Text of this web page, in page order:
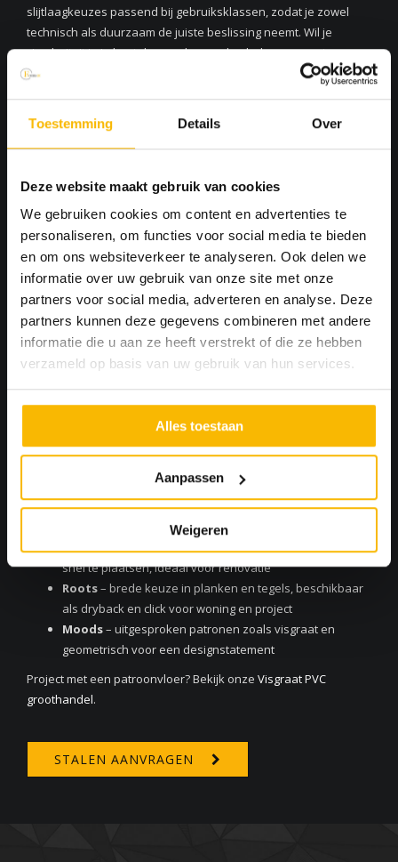
Toestemming Details Over
Deze website maakt gebruik van cookies
We gebruiken cookies om content en advertenties te
personaliseren, om functies voor social media te bieden
en om ons websiteverkeer te analyseren. Ook delen we
informatie over uw gebruik van onze site met onze
partners voor social media, adverteren en analyse. Deze
partners kunnen deze gegevens combineren met andere
informatie die u aan ze heeft verstrekt of die ze hebben
verzameld op basis van uw gebruik van hun services.
Alles toestaan
Aanpassen
Weigeren
slijtlaagkeuzes passend bij gebruiksklassen, zodat je zowel
technisch als duurzaam de juiste beslissing neemt. Wil je
circulariteit in je bestek verankeren, dan helpen we met
productdocumentatie en praktische tips voor selectie en
Collecties en toepassingen
Afhankelijk van toepassing en legmethode adviseren we per
collectie of een gelijkwaardig alternatief.
LayRed– rigide klikvloer met geïntegreerde onderlaag,
snel te plaatsen, ideaal voor renovatie
Roots– brede keuze in planken en tegels, beschikbaar
als dryback en click voor woning en project
Moods– uitgesproken patronen zoals visgraat en
geometrisch voor een designstatement
Project met een patroonvloer? Bekijk onze Visgraat PVC
groothandel.
STALEN AANVRAGEN